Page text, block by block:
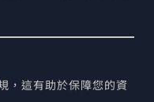
，這有助於保障您的資